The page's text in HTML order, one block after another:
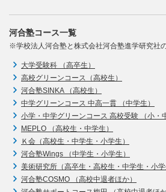
河合塾コース一覧
※学校法人河合塾と株式会社河合塾進学研究社
大学受験科 （高卒生）
高校グリーンコース（高校生）
河合塾SINKA （高校生）
中学グリーンコース 中高一貫 （中学生）
小学・中学グリーンコース 高校受験 （小・
MEPLO （高校生・中学生）
Ｋ会（高校生・中学生・小学生）
河合塾Wings （中学生・小学生）
美術研究所（高卒生・高校生・中学生・小学
河合塾COSMO （高校中退者ほか）